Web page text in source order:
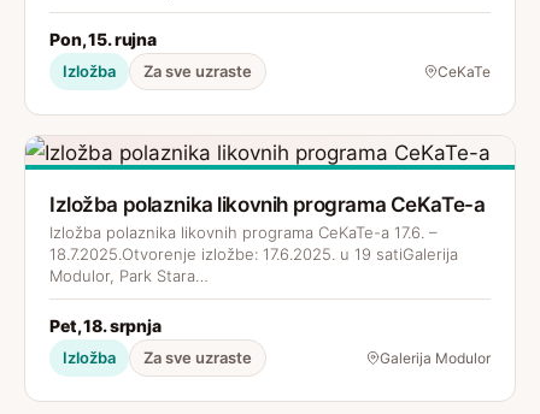
Pon, 15. rujna
Izložba Za sve uzraste CeKaTe
Izložba polaznika likovnih programa CeKaTe-a
Izložba polaznika likovnih programa CeKaTe-a 17.6. –
18.7.2025.Otvorenje izložbe: 17.6.2025. u 19 satiGalerija
Modulor, Park Stara…
Pet, 18. srpnja
Izložba Za sve uzraste Galerija Modulor